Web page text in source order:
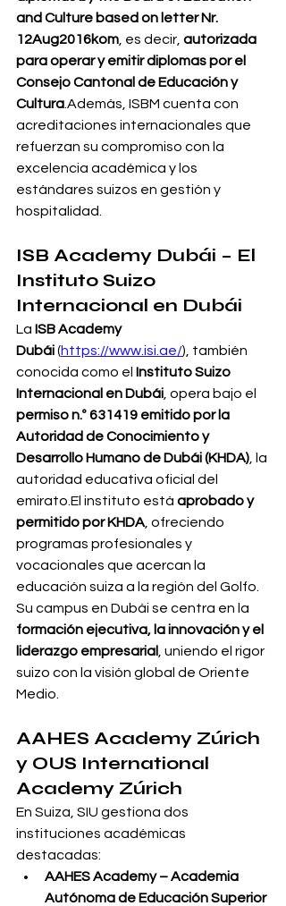
and Culture based on letter Nr.
12Aug2016kom , es decir, autorizada
para operar y emitir diplomas por el
Consejo Cantonal de Educación y
Cultura.Además, ISBM cuenta con
acreditaciones internacionales que
refuerzan su compromiso con la
excelencia académica y los
estándares suizos en gestión y
hospitalidad.
ISB Academy Dubái – El
Instituto Suizo
Internacional en Dubái
La ISB Academy
Dubái (https://www.isi.ae/), también
conocida como el Instituto Suizo
Internacional en Dubái , opera bajo el
permiso n.º 631419 emitido por la
Autoridad de Conocimiento y
Desarrollo Humano de Dubái (KHDA) , la
autoridad educativa oficial del
emirato.El instituto está aprobado y
permitido por KHDA , ofreciendo
programas profesionales y
vocacionales que acercan la
educación suiza a la región del Golfo.
Su campus en Dubái se centra en la
formación ejecutiva, la innovación y el
liderazgo empresarial
, uniendo el rigor
suizo con la visión global de Oriente
Medio.
AAHES Academy Zúrich
y OUS International
Academy Zúrich
En Suiza, SIU gestiona dos
instituciones académicas
destacadas:
AAHES Academy – Academia
Autónoma de Educación Superior